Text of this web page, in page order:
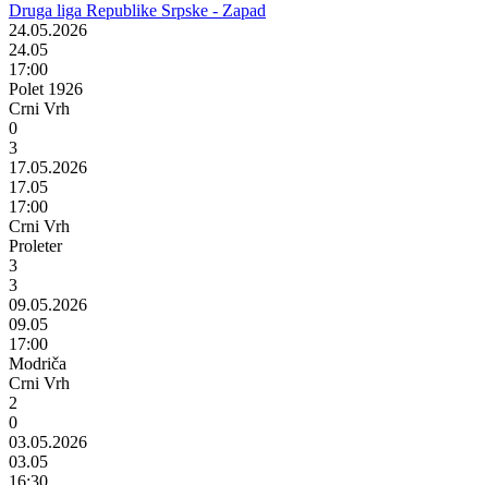
Druga liga Republike Srpske - Zapad
24.05.2026
24.05
17:00
Polet 1926
Crni Vrh
0
3
17.05.2026
17.05
17:00
Crni Vrh
Proleter
3
3
09.05.2026
09.05
17:00
Modriča
Crni Vrh
2
0
03.05.2026
03.05
16:30